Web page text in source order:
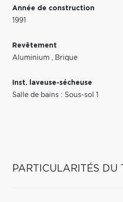
Année de construction
1991
Revêtement
Aluminium , Brique
Inst. laveuse-sécheuse
Salle de bains : Sous-sol 1
PARTICULARITÉS DU